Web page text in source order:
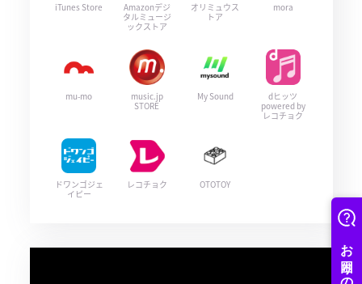
iTunes Store
Amazonデジ
タルミュージ
ックストア
オリミュウス
トア
mora
mu-mo
music.jp
STORE
My Sound
dヒッツ
powered by
レコチョク
ドワンゴジェ
イピー
レコチョク OTOTOY